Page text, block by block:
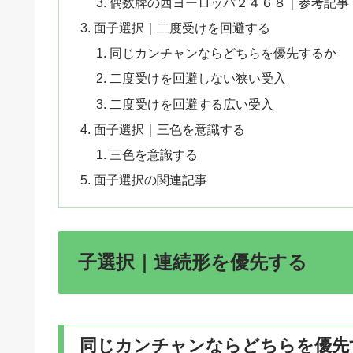
面子選択｜二度受けを回避する
同じカンチャンならどちらを優先するか
二度受けを回避しない狭い受入
二度受けを回避する広い受入
面子選択｜三色を意識する
三色を意識する
面子選択の関連記事
子選択｜連続形を優先する
同じカンチャンならどちらを優